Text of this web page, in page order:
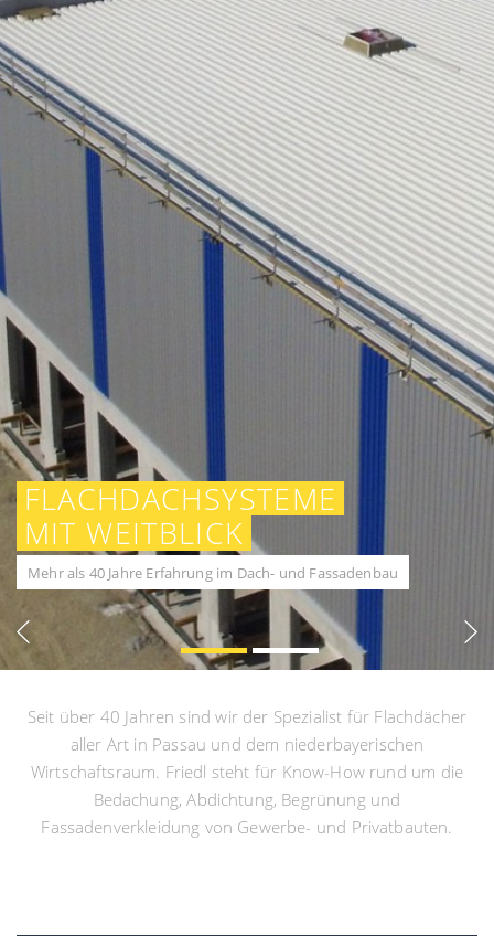
FLACHDACHSYSTEME
MIT WEITBLICK
Mehr als 40 Jahre Erfahrung im Dach- und Fassadenbau
Seit über 40 Jahren sind wir der Spezialist für Flachdächer
aller Art in Passau und dem niederbayerischen
Wirtschaftsraum. Friedl steht für Know-How rund um die
Bedachung, Abdichtung, Begrünung und
Fassadenverkleidung von Gewerbe- und Privatbauten.